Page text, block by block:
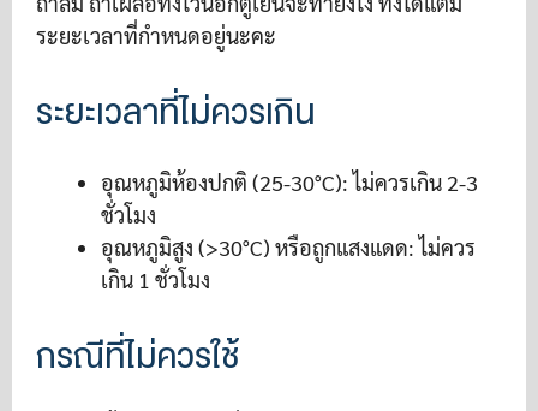
ระยะเวลาที่กำหนดอยู่นะคะ
ระยะเวลาที่ไม่ควรเกิน
อุณหภูมิห้องปกติ (25-30°C): ไม่ควรเกิน 2-3
ชั่วโมง
อุณหภูมิสูง (>30°C) หรือถูกแสงแดด: ไม่ควร
เกิน 1 ชั่วโมง
กรณีที่ไม่ควรใช้